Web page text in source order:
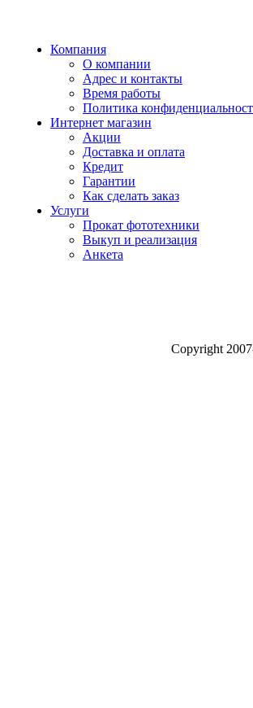
Компания
О компании
Адрес и контакты
Время работы
Политика
Интернет магазин
Акции
Доставка и оплата
Кредит
Гарантии
Как сделать заказ
Услуги
Прокат фототехники
Выкуп и реализация
Анкета
Copyright